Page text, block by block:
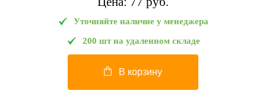
Уточняйте наличие у менеджера
200 шт на удаленном складе
В корзину